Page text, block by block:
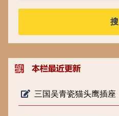
搜
三国吴青瓷猫头鹰插座